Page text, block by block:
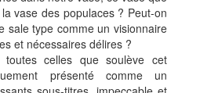
vase des populaces ? Peut-on
sale type comme un visionnaire
et nécessaires délires ?
toutes celles que soulève cet
présenté comme un